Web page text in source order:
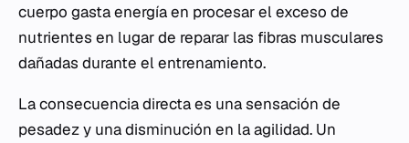
cuerpo gasta energía en procesar el exceso de
nutrientes en lugar de reparar las fibras musculares
dañadas durante el entrenamiento.
La consecuencia directa es una sensación de
pesadez y una disminución en la agilidad. Un